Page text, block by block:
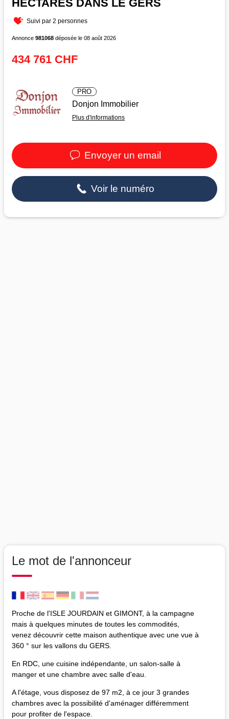
HECTARES DANS LE GERS
Suivi par 2 personnes
Annonce 981068 déposée le 08 août 2026
434 761 CHF
PRO
Donjon Immobilier
Plus d'informations
Envoyer un email
Voir le numéro
Le mot de l'annonceur
Proche de l'ISLE JOURDAIN et GIMONT, à la campagne
mais à quelques minutes de toutes les commodités,
venez découvrir cette maison authentique avec une vue à
360 ° sur les vallons du GERS.
En RDC, une cuisine indépendante, un salon-salle à
manger et une chambre avec salle d'eau.
A l'étage, vous disposez de 97 m2, à ce jour 3 grandes
chambres avec la possibilité d'aménager différemment
pour profiter de l'espace.